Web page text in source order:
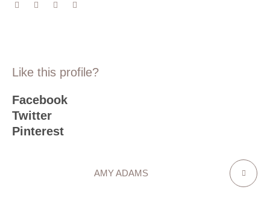
Like this profile?
Facebook
Twitter
Pinterest
AMY ADAMS